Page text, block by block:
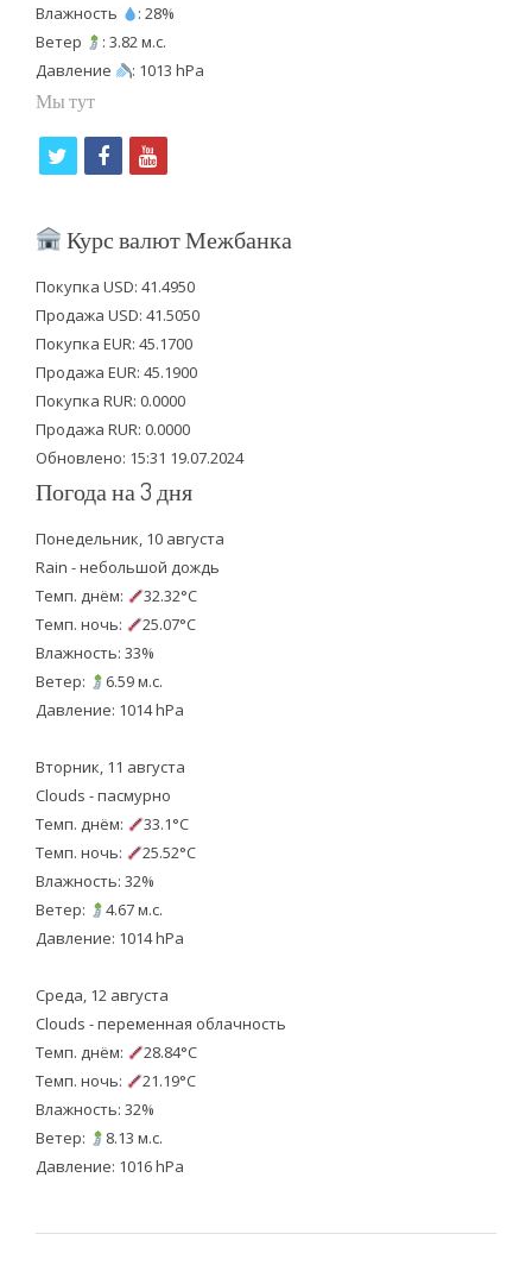
Влажность
: 28%
Ветер
: 3.82 м.с.
Давление
: 1013 hPa
Мы тут
i
t
e
r
f
c
b
o
o
k
y
u
u
b
e
Курс валют Межбанка
Покупка USD: 41.4950
Продажа USD: 41.5050
Покупка EUR: 45.1700
Продажа EUR: 45.1900
Покупка RUR: 0.0000
Продажа RUR: 0.0000
Обновлено: 15:31 19.07.2024
Погода на 3 дня
Понедельник, 10 августа
Rain - небольшой дождь
Темп. днём:
32.32°C
Темп. ночь:
25.07°C
Влажность: 33%
Ветер:
6.59 м.с.
Давление: 1014 hPa
Вторник, 11 августа
Clouds - пасмурно
Темп. днём:
33.1°C
Темп. ночь:
25.52°C
Влажность: 32%
Ветер:
4.67 м.с.
Давление: 1014 hPa
Среда, 12 августа
Clouds - переменная облачность
Темп. днём:
28.84°C
Темп. ночь:
21.19°C
Влажность: 32%
Ветер:
8.13 м.с.
Давление: 1016 hPa